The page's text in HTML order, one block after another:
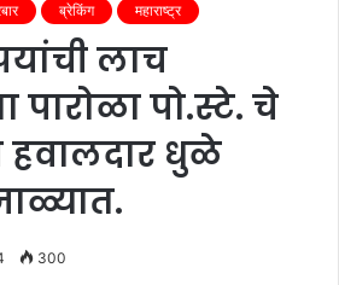
ब्रेकिंग महाराष्ट्र
लाच
पारोळा पो.स्टे. चे
हवालदार धुळे
300